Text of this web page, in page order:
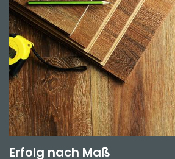
Erfolg nach Maß